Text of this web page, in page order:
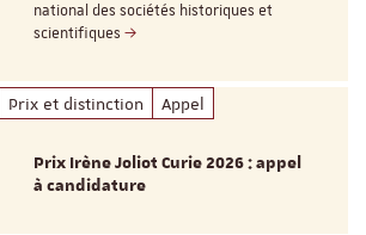
national des sociétés historiques et
scientifiques
Prix et distinction Appel
Prix Irène Joliot Curie 2026 : appel
à candidature